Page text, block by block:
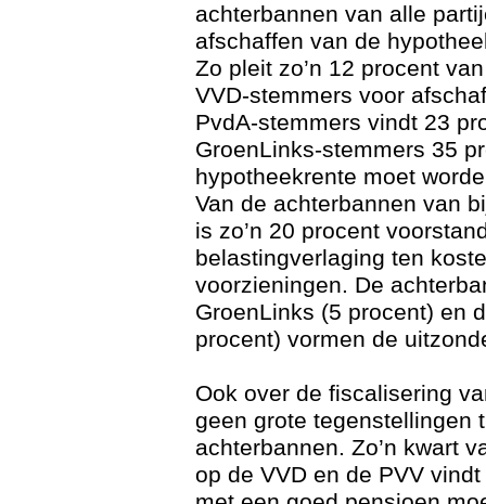
achterbannen van alle
afschaffen van de
Zo pleit zo’n 12 procent
VVD-stemmers voor
PvdA-stemmers vindt 23
GroenLinks-stemmers 35
hypotheekrente moet
Van de achterbannen van
is zo’n 20 procent
belastingverlaging ten
voorzieningen. De
GroenLinks (5 procent) en
procent) vormen de
Ook over de fiscalisering
geen grote tegenstellingen
achterbannen. Zo’n kwart
op de VVD en de PVV